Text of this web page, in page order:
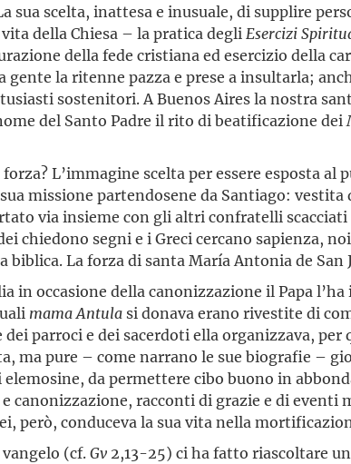
sua scelta, inattesa e inusuale, di supplire
della Chiesa – la pratica degli Esercizi
della fede cristiana ed esercizio della
gente la ritenne pazza e prese a insultarla;
sostenitori. A Buenos Aires la nostra
del Santo Padre il rito di beatificazione dei
forza? L’immagine scelta per essere esposta
missione partendosene da Santiago:
via insieme con gli altri confratelli
chiedono segni e i Greci cercano sapienza,
biblica. La forza di santa María Antonia de San
in occasione della canonizzazione il Papa
mama Antulasi donava erano rivestite di
dei parroci e dei sacerdoti ella organizzava,
ma pure – come narrano le sue biografie –
da permettere cibo buono in
canonizzazione, racconti di grazie e di
però, conduceva la sua vita nella
(cf.Gv 2,13-25) ci ha fatto riascoltare